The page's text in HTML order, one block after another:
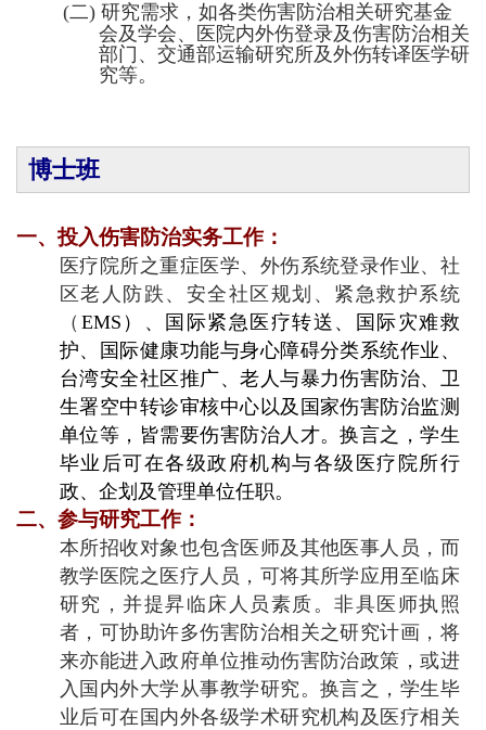
(二) 研究需求，如各类伤害防治相关研究基金
会及学会、医院内外伤登录及伤害防治相关
部门、交通部运输研究所及外伤转译医学研
究等。
博士班
一、投入伤害防治实务工作：
医疗院所之重症医学、外伤系统登录作业、社
区老人防跌、安全社区规划、紧急救护系统
（ EMS ）、国际紧急医疗转送、国际灾难救
护、国际健康功能与身心障碍分类系统作业、
台湾安全社区推广、老人与暴力伤害防治、卫
生署空中转诊审核中心以及国家伤害防治监测
单位等，皆需要伤害防治人才。换言之，学生
毕业后可在各级政府机构与各级医疗院所行
政、企划及管理单位任职。
二、参与研究工作：
本所招收对象也包含医师及其他医事人员，而
教学医院之医疗人员，可将其所学应用至临床
研究，并提昇临床人员素质。非具医师执照
者，可协助许多伤害防治相关之研究计画，将
来亦能进入政府单位推动伤害防治政策，或进
入国内外大学从事教学研究。换言之，学生毕
业后可在国内外各级学术研究机构及医疗相关